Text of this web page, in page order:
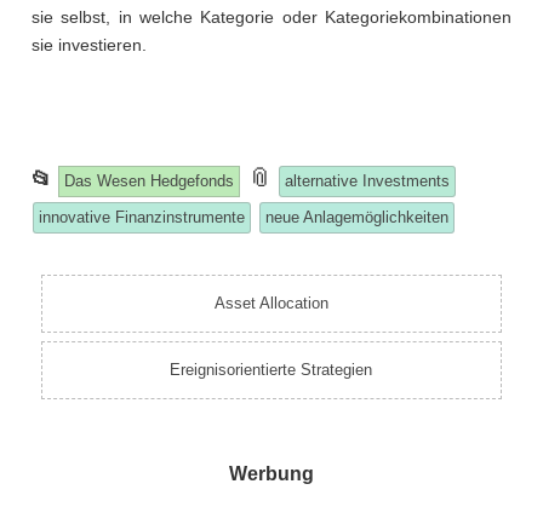
sie selbst, in welche Kategorie oder Kategoriekombinationen
sie investieren.
📂 This
entry
was
posted
Das Wesen Hedgefonds 📎 and
tagged
alternative Investments
innovative Finanzinstrumente
neue Anlagemöglichkeiten
Asset Allocation
Ereignisorientierte Strategien
Werbung